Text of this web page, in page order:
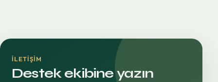
İLETIŞIM
Destek ekibine yazın